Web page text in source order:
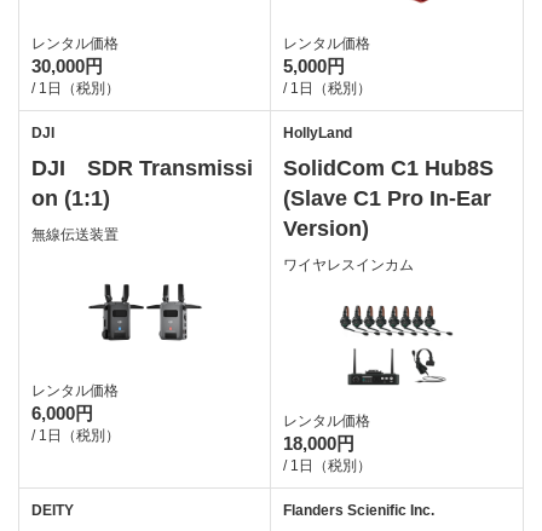
レンタル価格
30,000円
/ 1日（税別）
レンタル価格
5,000円
/ 1日（税別）
DJI
DJI SDR Transmissi
on (1:1)
無線伝送装置
レンタル価格
6,000円
/ 1日（税別）
HollyLand
SolidCom C1 Hub8S
(Slave C1 Pro In-Ear
Version)
ワイヤレスインカム
レンタル価格
18,000円
/ 1日（税別）
DEITY Flanders Scienific Inc.